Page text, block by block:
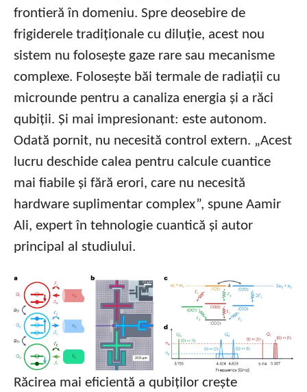
frontieră în domeniu. Spre deosebire de
frigiderele tradiționale cu diluție, acest nou
sistem nu folosește gaze rare sau mecanisme
complexe. Folosește băi termale de radiații cu
microunde pentru a canaliza energia și a răci
qubiții. Și mai impresionant: este autonom.
Odată pornit, nu necesită control extern. „Acest
lucru deschide calea pentru calcule cuantice
mai fiabile și fără erori, care nu necesită
hardware suplimentar complex”, spune Aamir
Ali, expert în tehnologie cuantică și autor
principal al studiului.
Răcirea mai eficientă a qubiților crește